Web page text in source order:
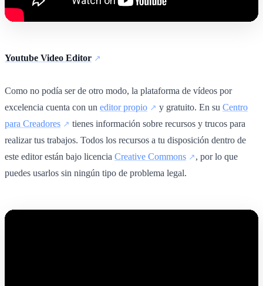
Youtube Video Editor
Como no podía ser de otro modo, la plataforma de vídeos por
excelencia cuenta con un editor propio y gratuito. En su Centro
para Creadores
tienes información sobre recursos y trucos para
realizar tus trabajos. Todos los recursos a tu disposición dentro de
este editor están bajo licencia Creative Commons
, por lo que
puedes usarlos sin ningún tipo de problema legal.